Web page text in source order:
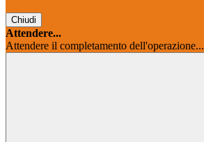
Chiudi
Attendere...
Attendere il completamento dell'operazione...